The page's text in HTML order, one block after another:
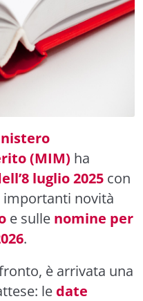
(MIM) ha
luglio 2025 con
novità
e sulle nomine per
.
è arrivata una
le date